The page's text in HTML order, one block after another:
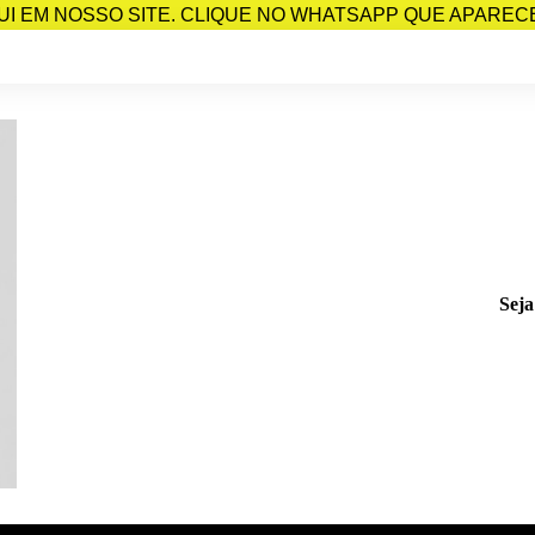
EM NOSSO SITE. CLIQUE NO WHATSAPP QUE